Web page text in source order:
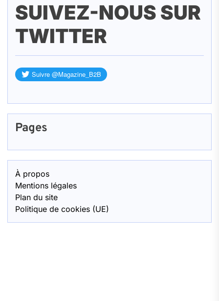
SUIVEZ-NOUS SUR
TWITTER
Pages
À propos
Mentions légales
Plan du site
Politique de cookies (UE)